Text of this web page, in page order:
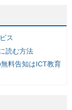
ス
読む方法
料告知はICT教育